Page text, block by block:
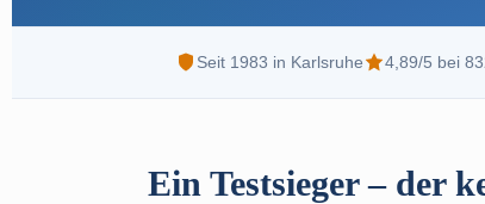
Seit 1983 in Karlsruhe 4,89/5 bei
Ein Testsieger – der